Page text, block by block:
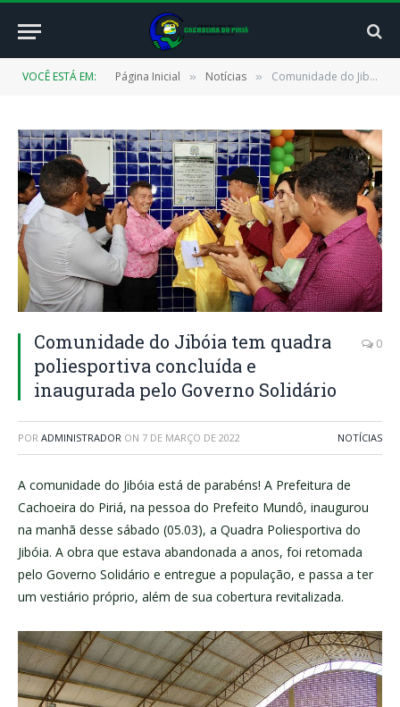
VOCÊ ESTÁ EM: Página Inicial » Notícias » Comunidade do Jibóia tem quadra poliesportiva concluída e inaugurada pelo Governo Solidário
Comunidade do Jibóia tem quadra
poliesportiva concluída e
inaugurada pelo Governo Solidário
0
POR ADMINISTRADOR ON 7 DE MARÇO DE 2022 NOTÍCIAS
A comunidade do Jibóia está de parabéns! A Prefeitura de
Cachoeira do Piriá, na pessoa do Prefeito Mundô, inaugurou
na manhã desse sábado (05.03), a Quadra Poliesportiva do
Jibóia. A obra que estava abandonada a anos, foi retomada
pelo Governo Solidário e entregue a população, e passa a ter
um vestiário próprio, além de sua cobertura revitalizada.